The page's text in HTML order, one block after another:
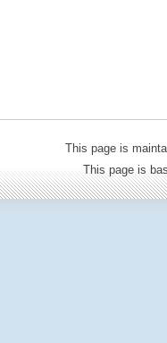
This page is
This page is